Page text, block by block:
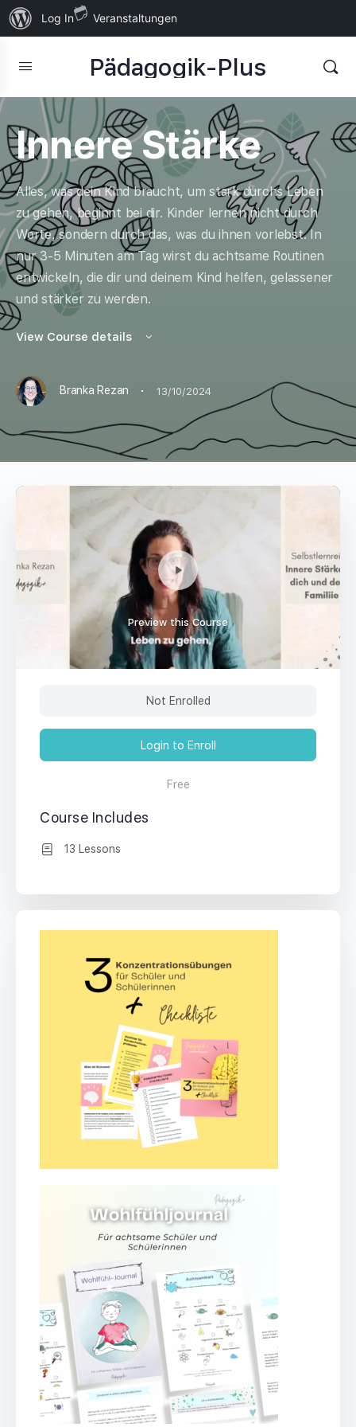
Über
WordPress
Log In Veranstaltungen
Pädagogik-Plus
Innere Stärke
Alles, was dein Kind braucht, um stark durchs Leben
zu gehen, beginnt bei dir. Kinder lernen nicht durch
Worte, sondern durch das, was du ihnen vorlebst. In
nur 3-5 Minuten am Tag wirst du achtsame Routinen
entwickeln, die dir und deinem Kind helfen, gelassener
und stärker zu werden.
View Course details
Branka Rezan · 13/10/2024
Preview this Course
Not Enrolled
Login to Enroll
Free
Course Includes
13 Lessons